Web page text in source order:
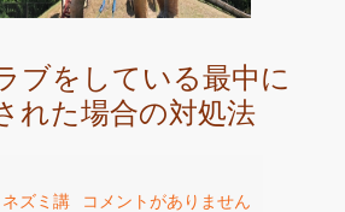
ブをしている最中に
れた場合の対処法
ネズミ講 コメントがありません